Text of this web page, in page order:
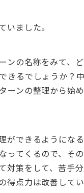
いました。
ンの名称をみて、
きるでしょうか？
ーンの整理から始
ができるようにな
ってくるので、そ
対策をして、苦手
得点力は改善してい